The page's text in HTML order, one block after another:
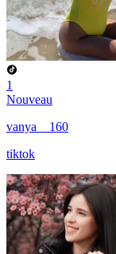
1
Nouveau
vanya__160
tiktok